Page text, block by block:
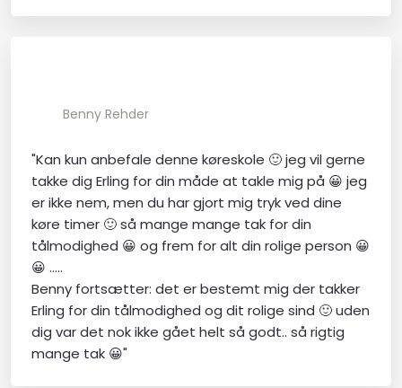
Benny Rehder
"Kan kun anbefale denne køreskole 🙂 jeg vil gerne
takke dig Erling for din måde at takle mig på 😀 jeg
er ikke nem, men du har gjort mig tryk ved dine
køre timer 🙂 så mange mange tak for din
tålmodighed 😀 og frem for alt din rolige person 😀
😀 …..
Benny fortsætter: det er bestemt mig der takker
Erling for din tålmodighed og dit rolige sind 🙂 uden
dig var det nok ikke gået helt så godt.. så rigtig
mange tak 😀"